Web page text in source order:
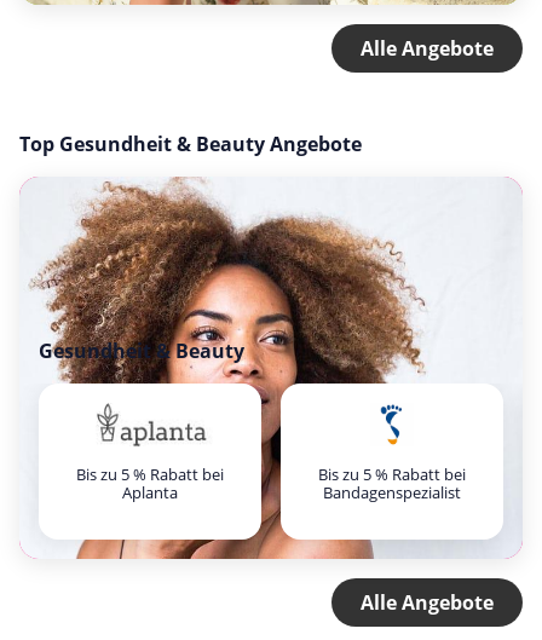
Alle Angebote
Top Gesundheit & Beauty Angebote
Gesundheit & Beauty
Bis zu 5 % Rabatt bei
Aplanta
Bis zu 5 % Rabatt bei
Bandagenspezialist
Alle Angebote